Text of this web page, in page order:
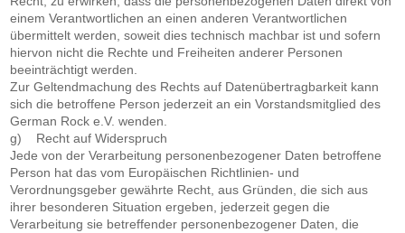
einem Verantwortlichen an einen anderen Verantwortlichen
übermittelt werden, soweit dies technisch machbar ist und sofern
hiervon nicht die Rechte und Freiheiten anderer Personen
beeinträchtigt werden.
Zur Geltendmachung des Rechts auf Datenübertragbarkeit kann
sich die betroffene Person jederzeit an ein Vorstandsmitglied des
German Rock e.V. wenden.
g) Recht auf Widerspruch
Jede von der Verarbeitung personenbezogener Daten betroffene
Person hat das vom Europäischen Richtlinien- und
Verordnungsgeber gewährte Recht, aus Gründen, die sich aus
ihrer besonderen Situation ergeben, jederzeit gegen die
Verarbeitung sie betreffender personenbezogener Daten, die